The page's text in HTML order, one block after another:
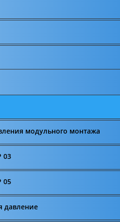
модульного монтажа
03
05
давление